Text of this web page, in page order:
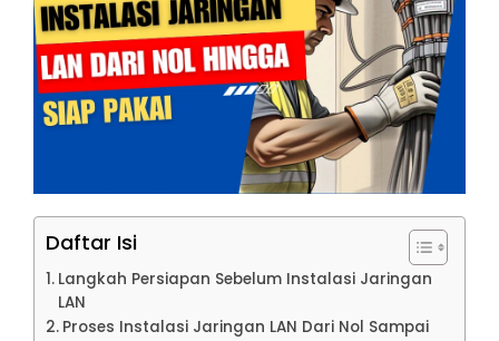
Daftar Isi
Langkah Persiapan Sebelum Instalasi Jaringan
LAN
Proses Instalasi Jaringan LAN Dari Nol Sampai